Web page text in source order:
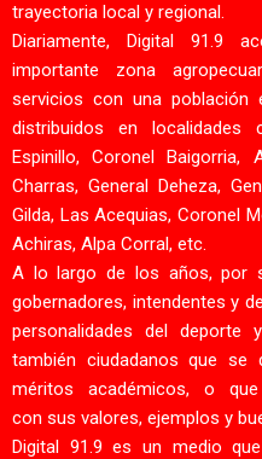
trayectoria local y regional.
Diariamente, Digital 91.9
importante zona
servicios con una población
distribuidos en localidades
Espinillo, Coronel Baigorria,
Charras, General Deheza,
Gilda, Las Acequias, Coronel
Achiras, Alpa Corral, etc.
A lo largo de los años, por
gobernadores, intendentes y
personalidades del
también ciudadanos que se
méritos académicos, o
con sus valores, ejemplos y
Digital 91.9 es un medio